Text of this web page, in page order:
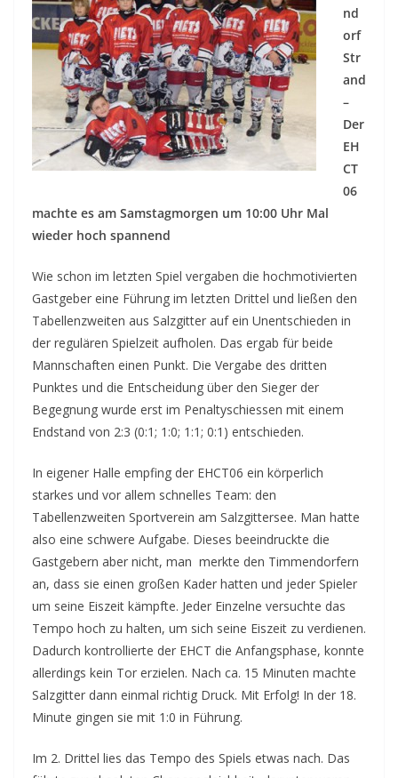
nd
orf
Str
and
–
Der
EH
CT
06
machte es am Samstagmorgen um 10:00 Uhr Mal
wieder hoch spannend
Wie schon im letzten Spiel vergaben die hochmotivierten
Gastgeber eine Führung im letzten Drittel und ließen den
Tabellenzweiten aus Salzgitter auf ein Unentschieden in
der regulären Spielzeit aufholen. Das ergab für beide
Mannschaften einen Punkt. Die Vergabe des dritten
Punktes und die Entscheidung über den Sieger der
Begegnung wurde erst im Penaltyschiessen mit einem
Endstand von 2:3 (0:1; 1:0; 1:1; 0:1) entschieden.
In eigener Halle empfing der EHCT06 ein körperlich
starkes und vor allem schnelles Team: den
Tabellenzweiten Sportverein am Salzgittersee. Man hatte
also eine schwere Aufgabe. Dieses beeindruckte die
Gastgebern aber nicht, man merkte den Timmendorfern
an, dass sie einen großen Kader hatten und jeder Spieler
um seine Eiszeit kämpfte. Jeder Einzelne versuchte das
Tempo hoch zu halten, um sich seine Eiszeit zu verdienen.
Dadurch kontrollierte der EHCT die Anfangsphase, konnte
allerdings kein Tor erzielen. Nach ca. 15 Minuten machte
Salzgitter dann einmal richtig Druck. Mit Erfolg! In der 18.
Minute gingen sie mit 1:0 in Führung.
Im 2. Drittel lies das Tempo des Spiels etwas nach. Das